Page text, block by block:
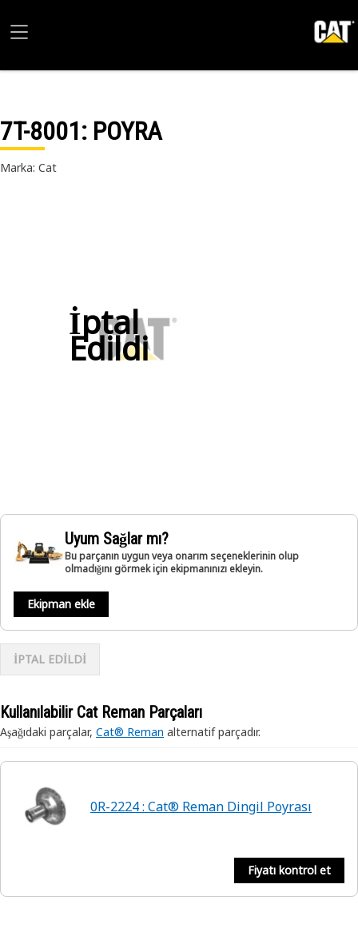
7T-8001: POYRA
Marka: Cat
İptal
Edildi
Uyum Sağlar mı?
Bu parçanın uygun veya onarım seçeneklerinin olup
olmadığını görmek için ekipmanınızı ekleyin.
Ekipman ekle
İPTAL EDİLDİ
Kullanılabilir Cat Reman Parçaları
Aşağıdaki parçalar, Cat® Reman alternatif parçadır.
0R-2224 : Cat® Reman Dingil Poyrası
Fiyatı kontrol et